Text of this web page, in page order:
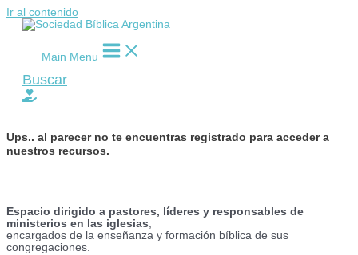
Ir al contenido
Main Menu
Buscar
Ups.. al parecer no te encuentras registrado para acceder a
nuestros recursos.
Espacio dirigido a pastores, líderes y responsables de
ministerios en las iglesias,
encargados de la enseñanza y formación bíblica de sus
congregaciones.